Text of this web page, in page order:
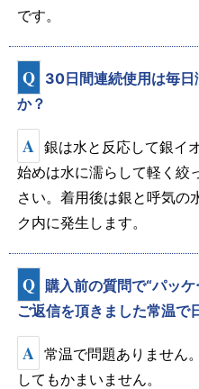
です。
Q
30日間連続使用は毎
か？
A 銀は水と反応して銀イ
始めは水に濡らして軽く絞
さい。着用後は銀と呼気の
ク内に発生します。
Q 購入前の質問で“パッ
ご返信を頂きました常温で
A 常温で問題ありません
してもかまいません。